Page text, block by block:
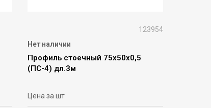
123954
Нет наличии
Профиль стоечный 75х50х0,5
(ПС-4) дл.3м
Цена за шт